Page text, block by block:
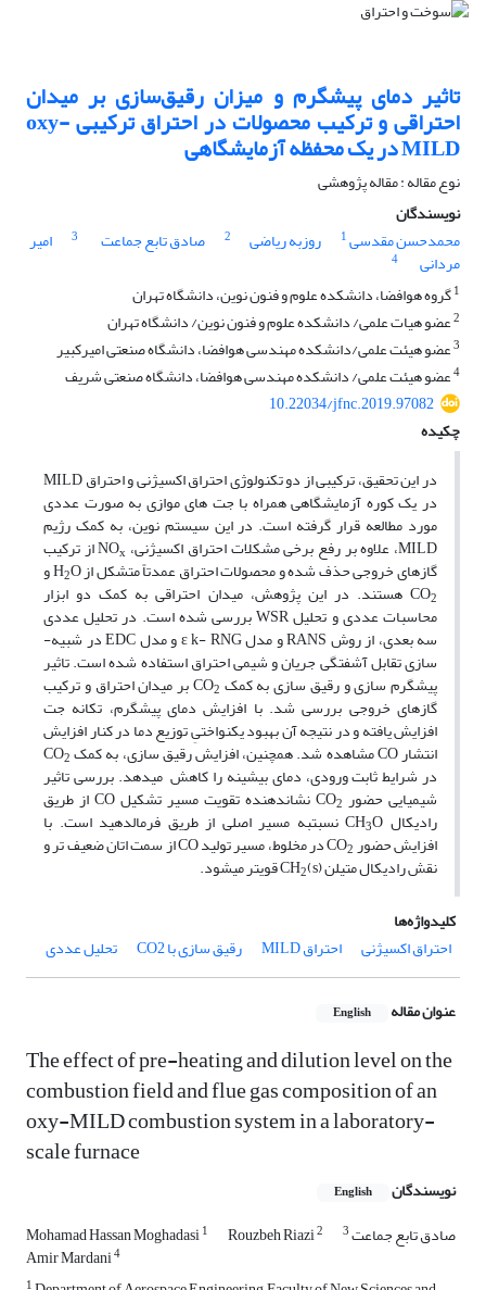
تاثیر دمای پیشگرم و میزان رقیق‌سازی بر میدان
احتراقی و ترکیب محصولات در ‏احتراق ترکیبی ‏oxy-
MILD‏ در یک محفظه‎ ‎آزمایشگاهی
نوع مقاله : مقاله پژوهشی
نویسندگان
محمدحسن مقدسی1 روزبه ریاضی 2 صادق تابع جماعت 3 امیر
مردانی
4
1گروه هوافضا، دانشکده علوم و فنون نوین، دانشگاه تهران
2عضو هیات علمی/ دانشکده علوم و فنون نوین/ دانشگاه تهران
3عضو هیئت علمی/دانشکده مهندسی هوافضا، دانشگاه صنعتی امیرکبیر
4عضو هیئت علمی/ دانشکده مهندسی هوافضا، دانشگاه صنعتی شریف
10.22034/jfnc.2019.97082
چکیده
در این تحقیق، ترکیبی از دو تکنولوژی احتراق اکسیژنی و احتراق MILD
در یک کوره آزمایشگاهی همراه با جت ­های موازی به ­صورت عددی
مورد مطالعه قرار گرفته است. در این سیستم نوین، به­ کمک رژیم
MILD، علاوه­ بر رفع برخی مشکلات احتراق اکسیژنی، NO x از ترکیب
گازهای خروجی حذف شده و محصولات احتراق عمدتاً متشکل ­از H 2 O و
CO2 هستند. در این پژوهش، میدان احتراقی به­ کمک دو ابزار
محاسبات عددی و تحلیل WSR بررسی شده است. در تحلیل عددی
سه­ بعدی، از روش RANS و مدل ε k- RNG و مدل EDC در شبیه­
سازی تقابل آشفتگی جریان و شیمی احتراق استفاده شده است. تاثیر
پیش­گرم ­سازی و رقیق­ سازی به ­کمک CO 2 بر میدان احتراق و ترکیب
گازهای خروجی بررسی شد. با افزایش دمای پیش­گرم، تکانه جت
افزایش یافته و در نتیجه­ آن بهبود یکنواختیِ توزیع دما در کنار افزایش
انتشار CO مشاهده شد. همچنین، افزایش رقیق­ سازی، به­ کمک CO 2
در شرایط ثابت ورودی، دمای بیشینه را کاهش می­دهد. بررسی تاثیر
شیمیایی حضور CO 2 نشان­دهنده تقویت مسیر تشکیل CO از طریق
رادیکال CH 3 O نسبت­به مسیر اصلی از طریق فرمالدهید است. با
افزایش حضور CO 2 در مخلوط، مسیر تولید CO از سمت اتان ضعیف­ تر و
نقش رادیکال متیلن CH 2(s) قوی­تر می­شود.
کلیدواژه‌ها
احتراق اکسیژنی
احتراق ‏MILD رقیق سازی با ‏CO2‎ تحلیل عددی
عنوان مقاله English
The effect of pre-heating and dilution level on the
combustion field and ‎flue gas composition of an
oxy-MILD combustion system in a ‎laboratory‏-‏
scale furnace
نویسندگان English
Mohamad Hassan Moghadasi1 Rouzbeh Riazi2 صادق تابع جماعت3
Amir Mardani4